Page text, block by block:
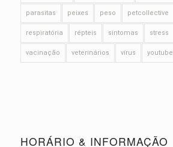
parasitas peixes peso petcollective
respiratória répteis sintomas stress
vacinação veterinários vírus youtube
HORÁRIO & INFORMAÇÃO